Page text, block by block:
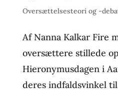
Oversættelsesteori og -
Af Nanna Kalkar Fire
oversættere stillede
Hieronymusdagen i
deres indfaldsvinkel